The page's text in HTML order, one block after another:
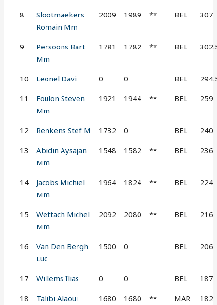
8
Slootmaekers
Romain Mm
2009 1989 ** BEL 307
9
Persoons Bart
Mm
1781 1782 ** BEL
10 Leonel Davi 0 0 BEL
11
Foulon Steven
Mm
1921 1944 ** BEL 259
12 Renkens Stef M 1732 0 BEL 240
13
Abidin Aysajan
Mm
1548 1582 ** BEL 236
14
Jacobs Michiel
Mm
1964 1824 ** BEL 224
15
Wettach Michel
Mm
2092 2080 ** BEL 216
16
Van Den Bergh
Luc
1500 0 BEL 206
17 Willems Ilias 0 0 BEL 187
18
Talibi Alaoui
1680 1680 ** MAR 182